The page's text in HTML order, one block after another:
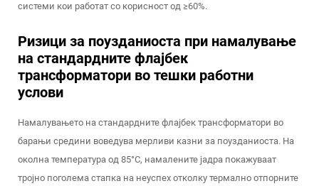
системи кои работат со корисност од ≥60%.
Ризици за поузданиоста при намалување
на стандардните флајбек
трансформатори во тешки работни
услови
Намалувањето на стандардните флајбек трансформатори во
барањи средини воведува мерливи казни за поузданиоста. На
околна температура од 85°C, намалените јадра покажуваат
тројно поголема стапка на неуспех отколку термално отпорните